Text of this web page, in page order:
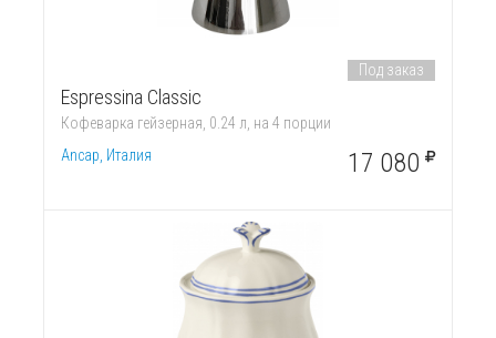
Espressina Classic
Кофеварка гейзерная, 0.24 л, на 4 порции
Ancap, Италия
Под заказ
17 080